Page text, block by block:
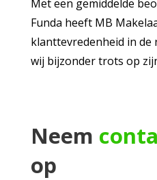
Met een gemiddelde
Funda heeft MB
klanttevredenheid in de
wij bijzonder trots op
Neem
op